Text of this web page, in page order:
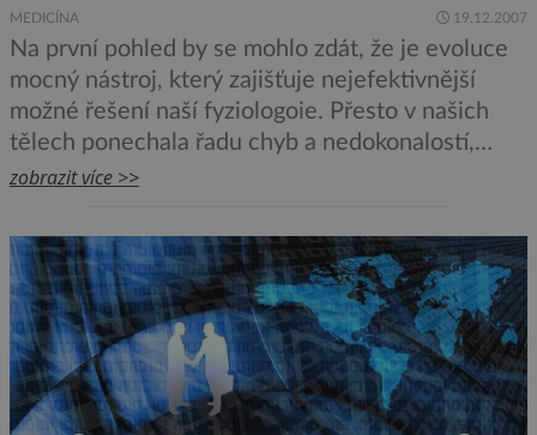
MEDICÍNA 19.12.2007
Na první pohled by se mohlo zdát, že je evoluce
mocný nástroj, který zajišťuje nejefektivnější
možné řešení naší fyziologoie. Přesto v našich
tělech ponechala řadu chyb a nedokonalostí,
které by se daly vyřešit lépe.1. Ptáci jsou na tom
Nízkou efektivitouCo by nám pomohlo: Ptačí
plíceV roce 1978 dosáhl první horolezec […]
zobrazit více >>